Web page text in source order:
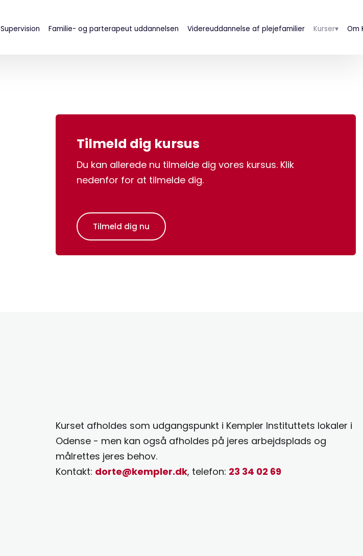
Supervision Familie- og parterapeut uddannelsen Videreuddannelse af plejefamilier Kurser▾ Om
​Tilmeld dig kursus
Du kan allerede nu tilmelde dig vores kursus. Klik
nedenfor for at tilmelde dig.
Tilmeld dig nu
​Kurset afholdes som udgangspunkt i Kempler Instituttets lokaler i
Odense - men kan også afholdes på jeres arbejdsplads og
målrettes jeres behov.
Kontakt: dorte@kempler.dk, telefon: 23 34 02 69